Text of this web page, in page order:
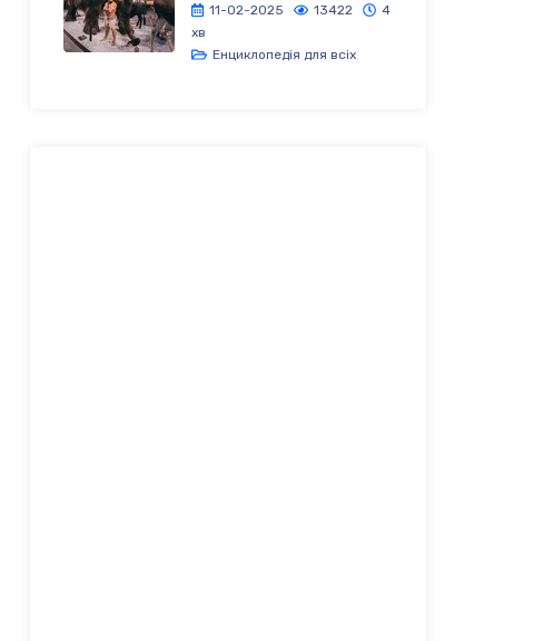
11-02-2025 13422
4
хв
Енциклопедія для всіх